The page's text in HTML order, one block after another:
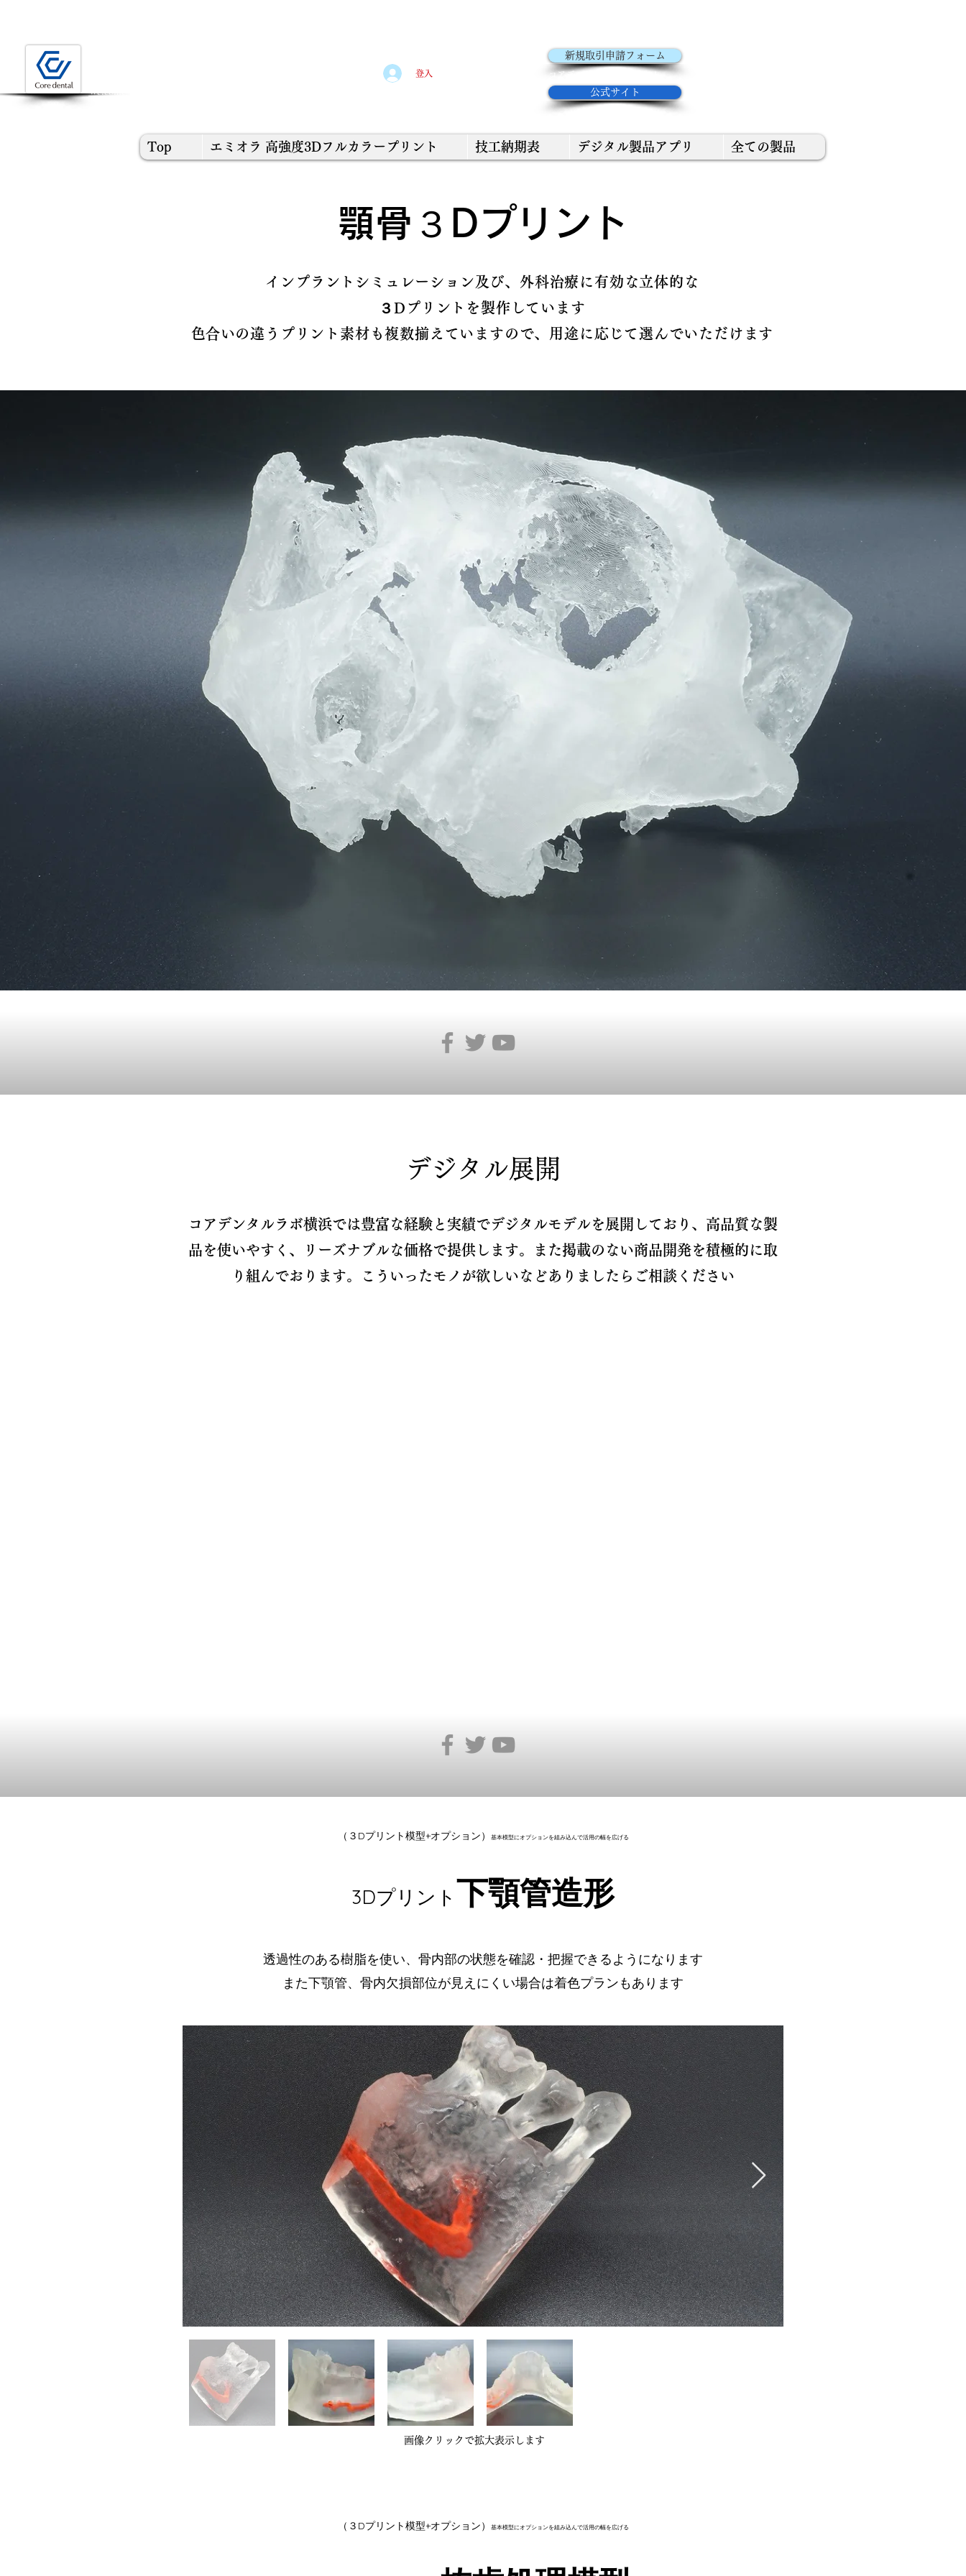
Welcome to the form of Core Dental Lab YOKOHAMA
登入
新規取引申請フォーム
コアデンタルラボ​公式サイト
公式サイト
Top エミオラ 高強度3Dフルカラープリント 技工納期表 デジタル製品アプリ 全ての製品
顎骨３Dプリント
インプラントシミュレーション及び、外科治療に有効な立体的な
３Dプリントを製作しています
​色合いの違うプリント素材も複数揃えていますので、用途に応じて選んでいただけます
​デジタル展開
コアデンタルラボ横浜では豊富な経験と実績でデジタルモデルを展開しており、高品質な製
品を使いやすく、リーズナブルな価格で提供します。また掲載のない商品開発を積極的に取
り組んでおります。こういったモノが欲しいなどありましたらご相談ください
​（​３Dプリント模型+オプション） 基本模型にオプションを組み込んで活用の幅を広げる
3Dプリント 下顎管造形
透過性のある樹脂を使い、骨内部の状態を確認・把握できるようになります
​また下顎管、骨内欠損部位が見えにくい場合は着色プランもあります
​画像クリックで拡大表示します
​（​３Dプリント模型+オプション） 基本模型にオプションを組み込んで活用の幅を広げる